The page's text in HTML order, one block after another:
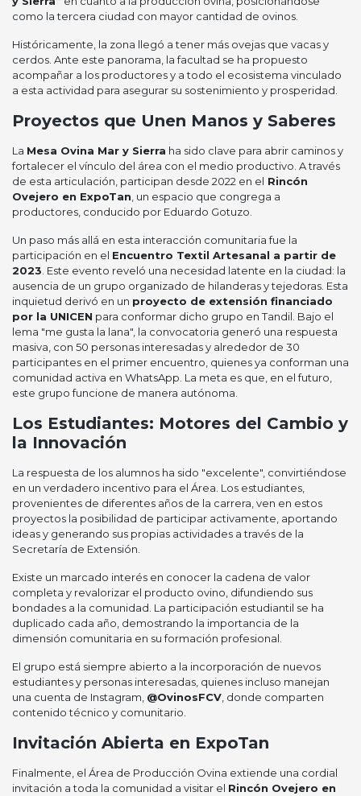
como la tercera ciudad con mayor cantidad de ovinos.
Históricamente, la zona llegó a tener más ovejas que vacas y
cerdos. Ante este panorama, la facultad se ha propuesto
acompañar a los productores y a todo el ecosistema vinculado
a esta actividad para asegurar su sostenimiento y prosperidad.
Proyectos que Unen Manos y Saberes
La Mesa Ovina Mar y Sierra ha sido clave para abrir caminos y
fortalecer el vínculo del área con el medio productivo. A través
de esta articulación, participan desde 2022 en el Rincón
Ovejero en ExpoTan , un espacio que congrega a
productores, conducido por Eduardo Gotuzo.
Un paso más allá en esta interacción comunitaria fue la
participación en el Encuentro Textil Artesanal a partir de
2023 . Este evento reveló una necesidad latente en la ciudad: la
ausencia de un grupo organizado de hilanderas y tejedoras. Esta
inquietud derivó en un proyecto de extensión financiado
por la UNICEN para conformar dicho grupo en Tandil. Bajo el
lema "me gusta la lana", la convocatoria generó una respuesta
masiva, con 50 personas interesadas y alrededor de 30
participantes en el primer encuentro, quienes ya conforman una
comunidad activa en WhatsApp. La meta es que, en el futuro,
este grupo funcione de manera autónoma.
Los Estudiantes: Motores del Cambio y
la Innovación
La respuesta de los alumnos ha sido "excelente", convirtiéndose
en un verdadero incentivo para el Área. Los estudiantes,
provenientes de diferentes años de la carrera, ven en estos
proyectos la posibilidad de participar activamente, aportando
ideas y generando sus propias actividades a través de la
Secretaría de Extensión.
Existe un marcado interés en conocer la cadena de valor
completa y revalorizar el producto ovino, difundiendo sus
bondades a la comunidad. La participación estudiantil se ha
duplicado cada año, demostrando la importancia de la
dimensión comunitaria en su formación profesional.
El grupo está siempre abierto a la incorporación de nuevos
estudiantes y personas interesadas, quienes incluso manejan
una cuenta de Instagram, @OvinosFCV , donde comparten
contenido técnico y comunitario.
Invitación Abierta en ExpoTan
Finalmente, el Área de Producción Ovina extiende una cordial
invitación a toda la comunidad a visitar el Rincón Ovejero en